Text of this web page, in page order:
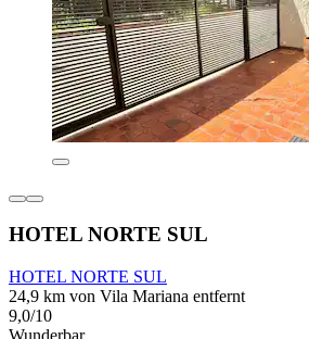
HOTEL NORTE SUL
HOTEL NORTE SUL
24,9 km von Vila Mariana entfernt
9,0/10
Wunderbar